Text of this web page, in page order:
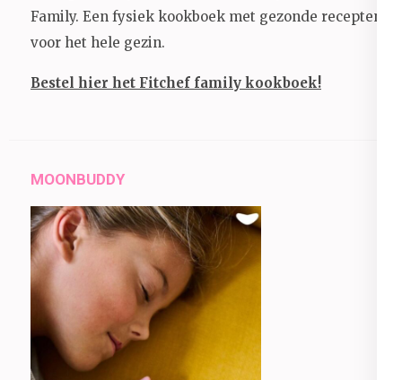
Family. Een fysiek kookboek met gezonde recepten
voor het hele gezin.
Bestel hier het Fitchef family kookboek!
MOONBUDDY